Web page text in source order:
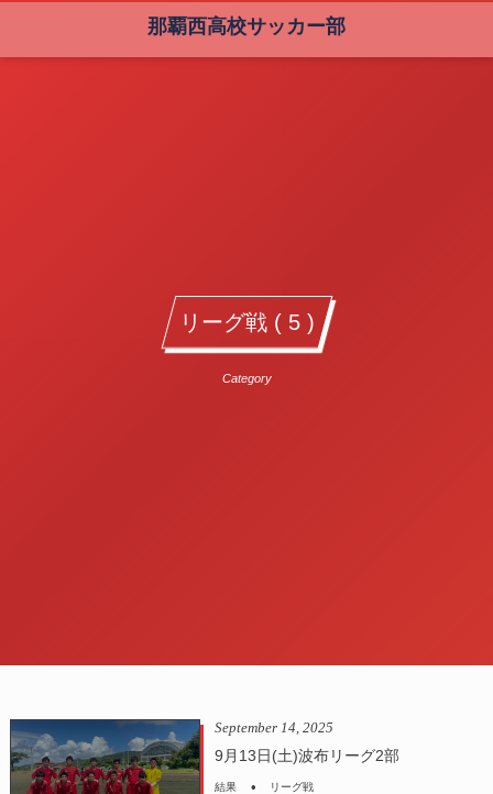
那覇西高校サッカー部
リーグ戦 ( 5 )
Category
September 14,2025
9月13日(土)波布リーグ2部
結果 リーグ戦